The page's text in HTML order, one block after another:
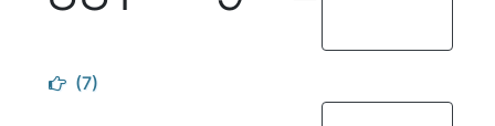
(7)